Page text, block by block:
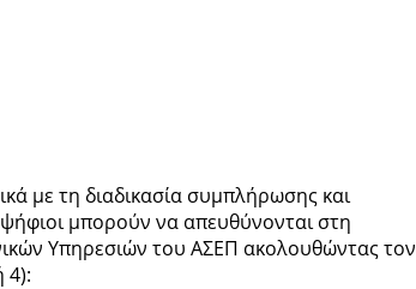
με τη διαδικασία συμπλήρωσης και
μπορούν να απευθύνονται στη
Υπηρεσιών του ΑΣΕΠ ακολουθώντας τον
4):